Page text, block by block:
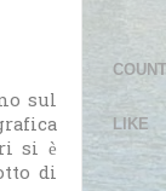
sul
si è
di
LIKE